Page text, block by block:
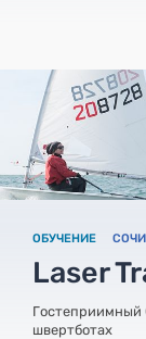
ОБУЧЕНИЕ
Laser
Гостеприимный
швертботах